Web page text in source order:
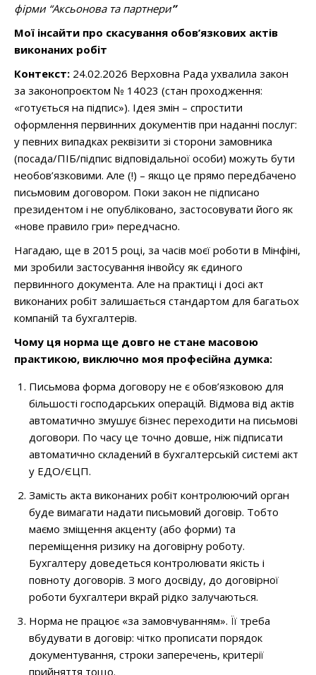
фірми “Аксьонова та партнери”
Мої інсайти про скасування обов’язкових актів
виконаних робіт
Контекст: 24.02.2026 Верховна Рада ухвалила закон
за законопроєктом № 14023 (стан проходження:
«готується на підпис»). Ідея змін – спростити
оформлення первинних документів при наданні послуг:
у певних випадках реквізити зі сторони замовника
(посада/ПІБ/підпис відповідальної особи) можуть бути
необов’язковими. Але (!) – якщо це прямо передбачено
письмовим договором. Поки закон не підписано
президентом і не опубліковано, застосовувати його як
«нове правило гри» передчасно.
Нагадаю, ще в 2015 році, за часів моєї роботи в Мінфіні,
ми зробили застосування інвойсу як єдиного
первинного документа. Але на практиці і досі акт
виконаних робіт залишається стандартом для багатьох
компаній та бухгалтерів.
Чому ця норма ще довго не стане масовою
практикою, виключно моя професійна думка:
Письмова форма договору не є обов’язковою для
більшості господарських операцій. Відмова від актів
автоматично змушує бізнес переходити на письмові
договори. По часу це точно довше, ніж підписати
автоматично складений в бухгалтерській системі акт
у ЕДО/ЄЦП.
Замість акта виконаних робіт контролюючий орган
буде вимагати надати письмовий договір. Тобто
маємо зміщення акценту (або форми) та
переміщення ризику на договірну роботу.
Бухгалтеру доведеться контролювати якість і
повноту договорів. З мого досвіду, до договірної
роботи бухгалтери вкрай рідко залучаються.
Норма не працює «за замовчуванням». Її треба
вбудувати в договір: чітко прописати порядок
документування, строки заперечень, критерії
прийняття тощо.